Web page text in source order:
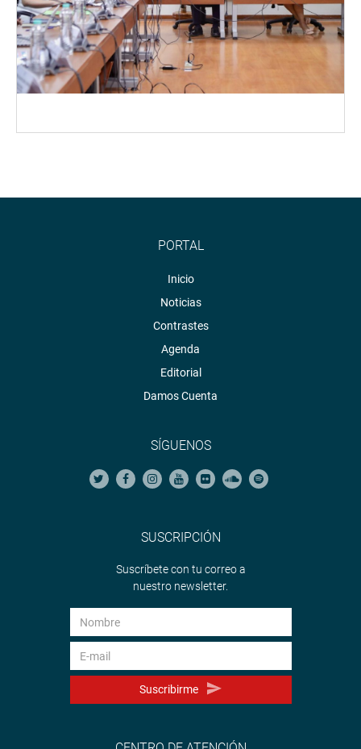
PORTAL
Inicio
Noticias
Contrastes
Agenda
Editorial
Damos Cuenta
SÍGUENOS
SUSCRIPCIÓN
Suscríbete con tu correo a
nuestro newsletter.
Suscribirme